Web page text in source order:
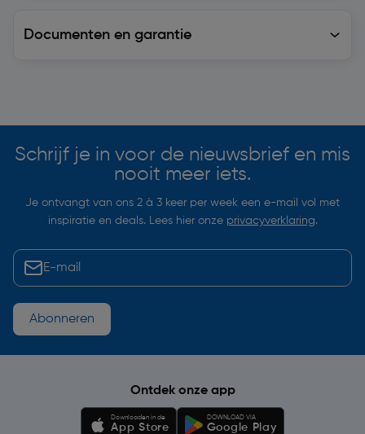
Documenten en garantie
Schrijf je in voor de nieuwsbrief en mis
nooit meer iets.
Je ontvangt van ons 2 à 3 keer per week een e-mail vol met
inspiratie en deals. Lees hier onze privacyverklaring.
Abonneren
Ontdek onze app
Downloaden in de
App Store
DOWNLOAD VIA
Google Play